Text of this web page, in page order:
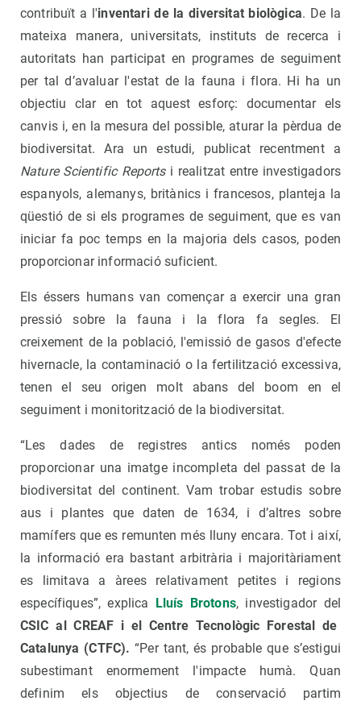
contribuït a l'inventari de la diversitat biològica. De la
mateixa manera, universitats, instituts de recerca i
autoritats han participat en programes de seguiment
per tal d’avaluar l'estat de la fauna i flora. Hi ha un
objectiu clar en tot aquest esforç: documentar els
canvis i, en la mesura del possible, aturar la pèrdua de
biodiversitat. Ara un estudi, publicat recentment a
Nature Scientific Reportsi realitzat entre investigadors
espanyols, alemanys, britànics i francesos, planteja la
qüestió de si els programes de seguiment, que es van
iniciar fa poc temps en la majoria dels casos, poden
proporcionar informació suficient.
Els éssers humans van començar a exercir una gran
pressió sobre la fauna i la flora fa segles. El
creixement de la població, l'emissió de gasos d'efecte
hivernacle, la contaminació o la fertilització excessiva,
tenen el seu origen molt abans del boom en el
seguiment i monitorització de la biodiversitat.
“Les dades de registres antics només poden
proporcionar una imatge incompleta del passat de la
biodiversitat del continent. Vam trobar estudis sobre
aus i plantes que daten de 1634, i d’altres sobre
mamífers que es remunten més lluny encara. Tot i així,
la informació era bastant arbitrària i majoritàriament
es limitava a àrees relativament petites i regions
específiques”, explica Lluís Brotons, investigador del
CSIC al CREAF i el Centre Tecnològic Forestal de
Catalunya (CTFC). “Per tant, és probable que s’estigui
subestimant enormement l'impacte humà. Quan
definim els objectius de conservació partim